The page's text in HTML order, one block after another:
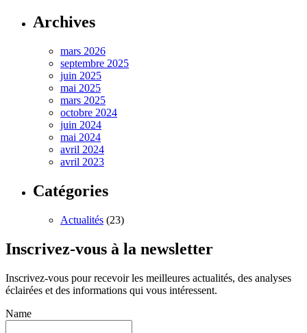
Archives
mars 2026
septembre 2025
juin 2025
mai 2025
mars 2025
octobre 2024
juin 2024
mai 2024
avril 2024
avril 2023
Catégories
Actualités (23)
Inscrivez-vous à la newsletter
Inscrivez-vous pour recevoir les meilleures actualités, des analyses
éclairées et des informations qui vous intéressent.
Name